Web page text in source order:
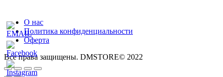
О нас
Политика конфиденциальности
Оферта
Все права защищены. DMSTORE© 2022